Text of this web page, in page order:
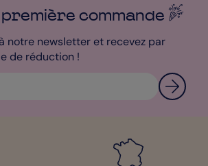
commande
notre newsletter et recevez par
de réduction !